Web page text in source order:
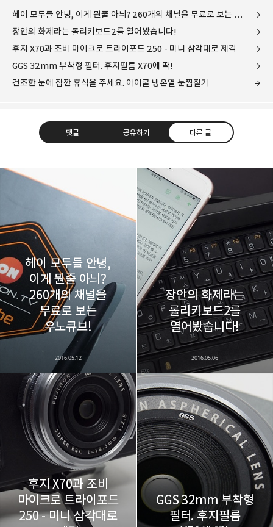
헤이 모두들 안녕, 이게 뭔줄 아늬? 260개의 채널을 무료로 보는 우노큐브!
장안의 화제라는 롤리키보드2를 열어봤습니다!
후지 X70과 조비 마이크로 트라이포드 250 - 미니 삼각대로 제격
GGS 32mm 부착형 필터. 후지필름 X70에 딱!
건조한 눈에 잠깐 휴식을 주세요. 아이쿨 냉온열 눈찜질기
댓글 공유하기 다른 글
다방면의 깊은 관심과 얕은 이해도를 갖춘 보편적
비주류이자 진화하는 영원한 주변인.
구독하기
구독하기 라인 트위터
카카오스토리 밴드 네이버 블로그
헤이 모두들 안녕,
이게 뭔줄 아늬?
260개의 채널을
무료로 보는
우노큐브!
2016.05.12
장안의 화제라는
롤리키보드2를
열어봤습니다!
2016.05.06
후지 X70과 조비
마이크로 트라이포드
250 - 미니 삼각대로
GGS 32mm 부착형
필터. 후지필름